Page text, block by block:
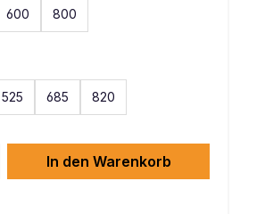
600 800
525 685 820
In den Warenkorb